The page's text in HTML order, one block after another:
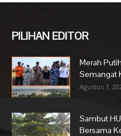
PILIHAN EDITOR
Merah
Semangat
Agustus 7,
Sambut
Bersama